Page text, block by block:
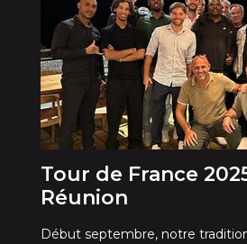
Tour de France
Réunion
Début septembre, notre